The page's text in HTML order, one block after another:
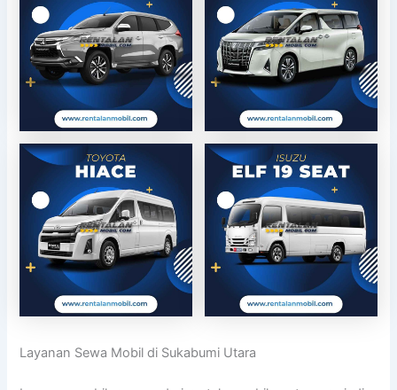
Layanan Sewa Mobil di Sukabumi Utara